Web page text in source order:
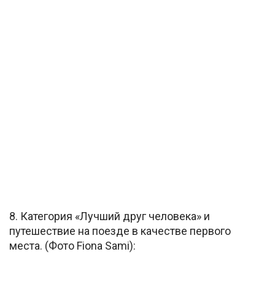
8. Категория «Лучший друг человека» и
путешествие на поезде в качестве первого
места. (Фото Fiona Sami):